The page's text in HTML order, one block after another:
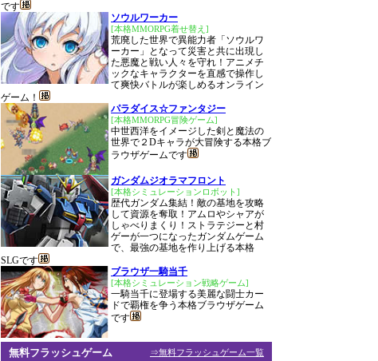
です
ソウルワーカー
[本格MMORPG着せ替え]
荒廃した世界で異能力者「ソウルワ
ーカー」となって災害と共に出現し
た悪魔と戦い人々を守れ！アニメチ
ックなキャラクターを直感で操作し
て爽快バトルが楽しめるオンライン
ゲーム！
パラダイス☆ファンタジー
[本格MMORPG冒険ゲーム]
中世西洋をイメージした剣と魔法の
世界で２Dキャラが大冒険する本格ブ
ラウザゲームです
ガンダムジオラマフロント
[本格シミュレーションロボット]
歴代ガンダム集結！敵の基地を攻略
して資源を奪取！アムロやシャアが
しゃべりまくり！ストラテジーと村
ゲーが一つになったガンダムゲーム
で、最強の基地を作り上げる本格
SLGです
ブラウザ一騎当千
[本格シミュレーション戦略ゲーム]
一騎当千に登場する美麗な闘士カー
ドで覇権を争う本格ブラウザゲーム
です
⇒無料フラッシュゲーム一覧
無料フラッシュゲーム